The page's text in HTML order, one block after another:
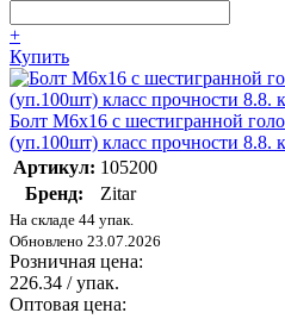
+
Купить
Болт М6х16 с шестигранной
(уп.100шт) класс прочности 8.8.
Артикул: 105200
Бренд:
Zitar
На складе 44 упак.
Обновлено 23.07.2026
Розничная цена:
226.34 / упак.
Оптовая цена: